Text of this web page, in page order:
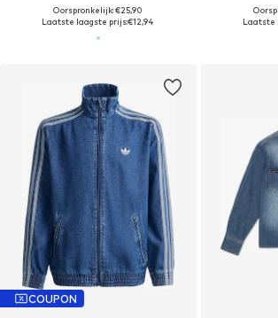
Oorspronkelijk: €25,90
Laatste laagste prijs:€12,94
Laatste
COUPON